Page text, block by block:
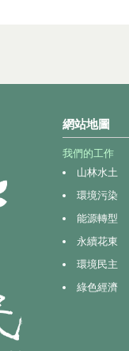
網站地圖
我們的工作
山林水土
環境污染
能源轉型
永續花東
環境民主
綠色經濟